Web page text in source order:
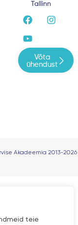
teie
Tallinn
F
a
c
e
b
o
o
I
n
g
r
Y
o
u
t
u
b
e
Võta
ühendust
Akadeemia 2013-2026